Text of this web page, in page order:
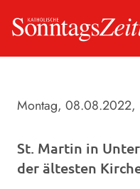
Montag, 08.08.2022,
St. Martin in
der ältesten